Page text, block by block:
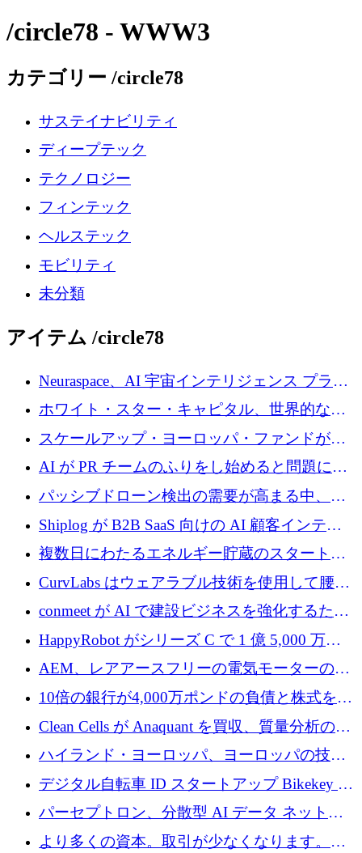
/circle78 - WWW3
カテゴリー /circle78
サステイナビリティ
ディープテック
テクノロジー
フィンテック
ヘルステック
モビリティ
未分類
アイテム /circle78
Neuraspace、AI 宇宙インテリジェンス プラッ
トフォームの拡大に 1,560 万ユーロを投資
ホワイト・スター・キャピタル、世界的なス
タートアップをシリーズAからBまで支援する
ために2億5,000万ドルのファンドIVを閉鎖
スケールアップ・ヨーロッパ・ファンドが初
の投資を行い、Iceeyeの10億ユーロのラウンド
を共同主導
AI が PR チームのふりをし始めると問題にな
ります
パッシブドローン検出の需要が高まる中、
Monava が資金調達ラウンドを終了
Shiplog が B2B SaaS 向けの AI 顧客インテリ
ジェンスを構築するために 100 万ドルを調達
複数日にわたるエネルギー貯蔵のスタートア
ップ、Ore Energy が新たな投資ラウンドで
4,300 万ドルを獲得
CurvLabs はウェアラブル技術を使用して腰痛
治療をどのように再考しているか
conmeet が AI で建設ビジネスを強化するため
に 600 万ユーロを調達
HappyRobot がシリーズ C で 1 億 5,000 万ド
ルを獲得し、企業運営向けにエージェント AI
AEM、レアアースフリーの電気モーターの革
新を加速するために1,600万ポンドを確保
10倍の銀行が4,000万ポンドの負債と株式を調
達
Clean Cells が Anaquant を買収、質量分析の専
門知識によるバイオ医薬品の品質管理を拡大
ハイランド・ヨーロッパ、ヨーロッパの技術
規模拡大を支援するために11億ユーロのファ
ンドVIを閉鎖
デジタル自転車 ID スタートアップ Bikekey が
TÖNNJES への投資を確保
パーセプトロン、分散型 AI データ ネットワ
ークの構築に 650 万ドルを調達
より多くの資本。取引が少なくなります。